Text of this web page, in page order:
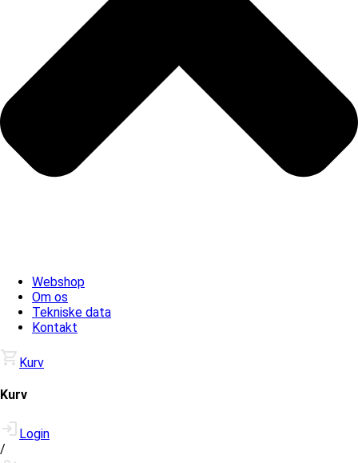
Webshop
Om os
Tekniske data
Kontakt
Kurv
Kurv
Login
/